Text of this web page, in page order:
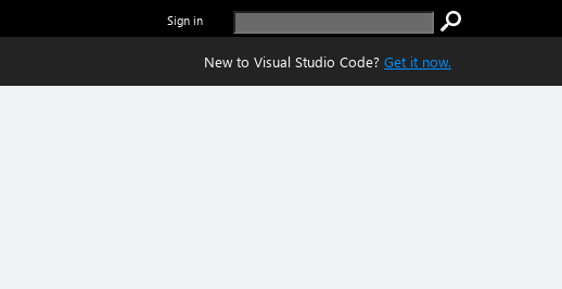
Sign in
New to Visual Studio Code? Get it now.